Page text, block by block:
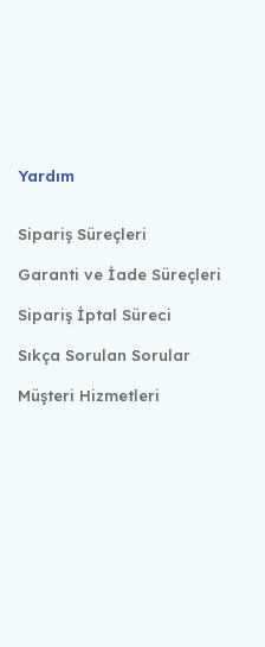
Yardım
Sipariş Süreçleri
Garanti ve İade Süreçleri
Sipariş İptal Süreci
Sıkça Sorulan Sorular
Müşteri Hizmetleri